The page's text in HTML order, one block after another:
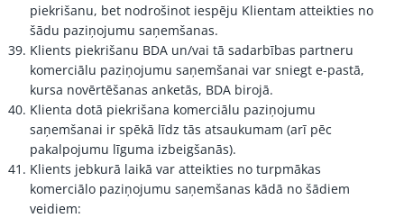
piekrišanu, bet nodrošinot iespēju Klientam atteikties no
šādu paziņojumu saņemšanas.
Klients piekrišanu BDA un/vai tā sadarbības partneru
komerciālu paziņojumu saņemšanai var sniegt e-pastā,
kursa novērtēšanas anketās, BDA birojā.
Klienta dotā piekrišana komerciālu paziņojumu
saņemšanai ir spēkā līdz tās atsaukumam (arī pēc
pakalpojumu līguma izbeigšanās).
Klients jebkurā laikā var atteikties no turpmākas
komerciālo paziņojumu saņemšanas kādā no šādiem
veidiem: